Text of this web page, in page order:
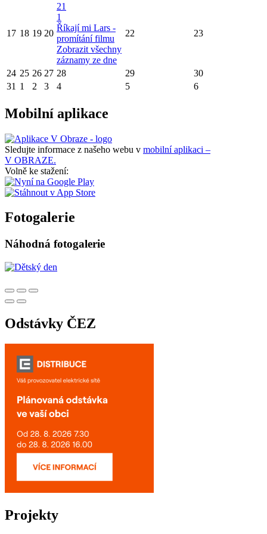
17 18 19 20
21
1
Říkají mi Lars -
promítání filmu
Zobrazit všechny
záznamy ze dne
22 23
24 25 26 27 28 29
30
31 1 2 3 4 5 6
Mobilní aplikace
Sledujte informace z našeho webu v mobilní aplikaci –
V OBRAZE.
Volně ke stažení:
Fotogalerie
Náhodná fotogalerie
Odstávky ČEZ
Projekty